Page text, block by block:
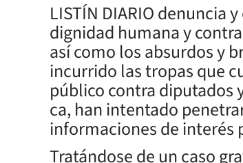
LISTÍN DIARIO denuncia
dignidad humana y
así como los absurdos y
incurrido las tropas que
público contra diputados
ca, han intentado
informaciones de interés
Tratándose de un caso